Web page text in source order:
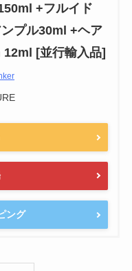
+フルイド
プル30ml +ヘア
[並行輸入品]
ング